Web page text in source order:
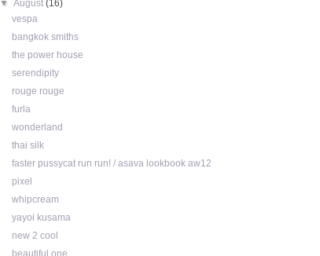
▼August(16)
vespa
bangkok smiths
the power house
serendipity
rouge rouge
furla
wonderland
thai silk
faster pussycat run run! / asava lookbook aw12
pixel
whipcream
yayoi kusama
new 2 cool